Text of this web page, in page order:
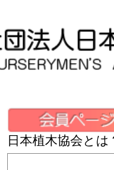
日本植木協会とは